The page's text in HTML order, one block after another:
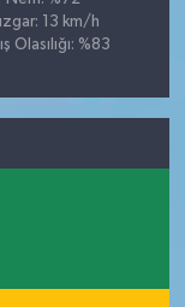
13 km/h
Olasılığı: %83